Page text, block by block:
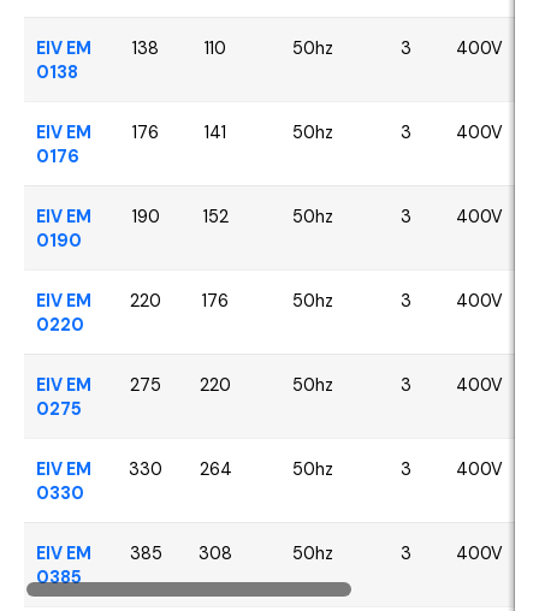
EIV EM
0138
138 110 50hz 3 400V
EIV EM
0176
176 141 50hz 3 400V
EIV EM
0190
190 152 50hz 3 400V
EIV EM
0220
220 176 50hz 3 400V
EIV EM
0275
275 220 50hz 3 400V
EIV EM
0330
330 264 50hz 3 400V
EIV EM
0385
385 308 50hz 3 400V